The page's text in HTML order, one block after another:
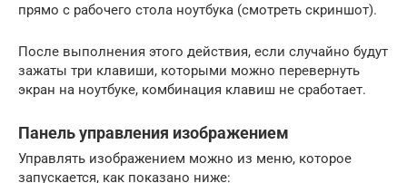
прямо с рабочего стола ноутбука (смотреть скриншот).
После выполнения этого действия, если случайно будут
зажаты три клавиши, которыми можно перевернуть
экран на ноутбуке, комбинация клавиш не сработает.
Панель управления изображением
Управлять изображением можно из меню, которое
запускается, как показано ниже: